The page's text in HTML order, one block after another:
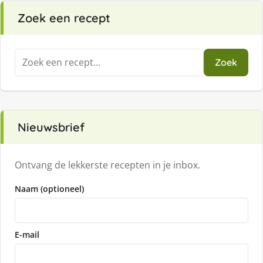
Zoek een recept
Zoeken
naar:
Zoek
Nieuwsbrief
Ontvang de lekkerste recepten in je inbox.
Naam (optioneel)
E-mail